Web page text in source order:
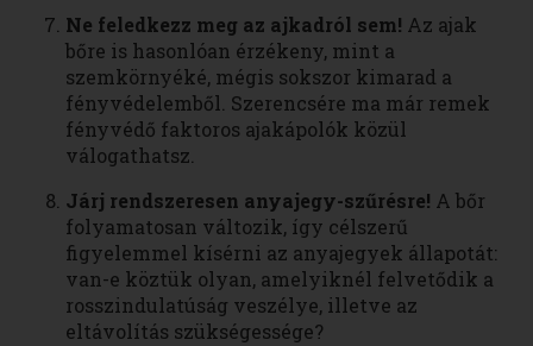
Ne feledkezz meg az ajkadról sem! Az ajak
bőre is hasonlóan érzékeny, mint a
szemkörnyéké, mégis sokszor kimarad a
fényvédelemből. Szerencsére ma már remek
fényvédő faktoros ajakápolók közül
válogathatsz.
Járj rendszeresen anyajegy-szűrésre! A bőr
folyamatosan változik, így célszerű
figyelemmel kísérni az anyajegyek állapotát:
van-e köztük olyan, amelyiknél felvetődik a
rosszindulatúság veszélye, illetve az
eltávolítás szükségessége?